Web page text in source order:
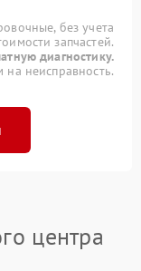
без учета
запчастей.
диагностику.
неисправность.
центра